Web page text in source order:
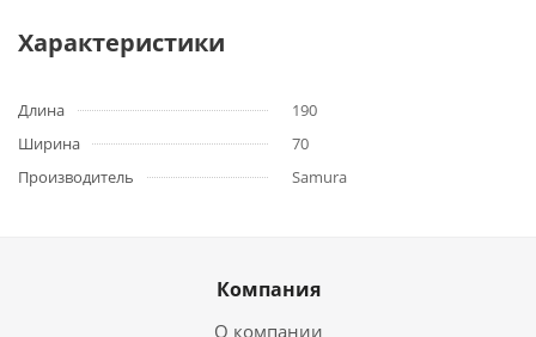
Характеристики
Длина
190
Ширина
70
Производитель
Samura
Компания
О компании